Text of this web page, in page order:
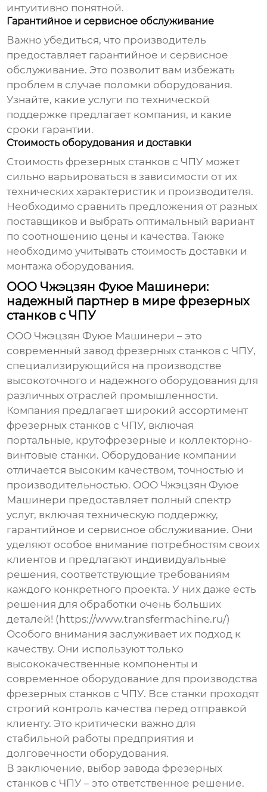
интуитивно понятной.
Гарантийное и сервисное обслуживание
Важно убедиться, что производитель
предоставляет гарантийное и сервисное
обслуживание. Это позволит вам избежать
проблем в случае поломки оборудования.
Узнайте, какие услуги по технической
поддержке предлагает компания, и какие
сроки гарантии.
Стоимость оборудования и доставки
Стоимость фрезерных станков с ЧПУ может
сильно варьироваться в зависимости от их
технических характеристик и производителя.
Необходимо сравнить предложения от разных
поставщиков и выбрать оптимальный вариант
по соотношению цены и качества. Также
необходимо учитывать стоимость доставки и
монтажа оборудования.
ООО Чжэцзян Фуюе Машинери:
надежный партнер в мире фрезерных
станков с ЧПУ
ООО Чжэцзян Фуюе Машинери – это
современныйзавод фрезерных станков с ЧПУ,
специализирующийся на производстве
высокоточного и надежного оборудования для
различных отраслей промышленности.
Компания предлагает широкий ассортимент
фрезерных станков с ЧПУ, включая
портальные, крутофрезерные и коллекторно-
винтовые станки. Оборудование компании
отличается высоким качеством, точностью и
производительностью. ООО Чжэцзян Фуюе
Машинери предоставляет полный спектр
услуг, включая техническую поддержку,
гарантийное и сервисное обслуживание. Они
уделяют особое внимание потребностям своих
клиентов и предлагают индивидуальные
решения, соответствующие требованиям
каждого конкретного проекта. У них даже есть
решения для обработки очень больших
деталей! (https://www.transfermachine.ru/)
Особого внимания заслуживает их подход к
качеству. Они используют только
высококачественные компоненты и
современное оборудование для производства
фрезерных станков с ЧПУ. Все станки проходят
строгий контроль качества перед отправкой
клиенту. Это критически важно для
стабильной работы предприятия и
долговечности оборудования.
В заключение, выборзавода фрезерных
станков с ЧПУ – это ответственное решение.